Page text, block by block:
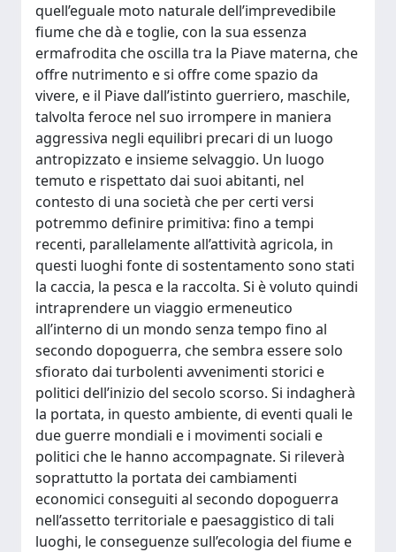
quell’eguale moto naturale dell’imprevedibile
fiume che dà e toglie, con la sua essenza
ermafrodita che oscilla tra la Piave materna, che
offre nutrimento e si offre come spazio da
vivere, e il Piave dall’istinto guerriero, maschile,
talvolta feroce nel suo irrompere in maniera
aggressiva negli equilibri precari di un luogo
antropizzato e insieme selvaggio. Un luogo
temuto e rispettato dai suoi abitanti, nel
contesto di una società che per certi versi
potremmo definire primitiva: fino a tempi
recenti, parallelamente all’attività agricola, in
questi luoghi fonte di sostentamento sono stati
la caccia, la pesca e la raccolta. Si è voluto quindi
intraprendere un viaggio ermeneutico
all’interno di un mondo senza tempo fino al
secondo dopoguerra, che sembra essere solo
sfiorato dai turbolenti avvenimenti storici e
politici dell’inizio del secolo scorso. Si indagherà
la portata, in questo ambiente, di eventi quali le
due guerre mondiali e i movimenti sociali e
politici che le hanno accompagnate. Si rileverà
soprattutto la portata dei cambiamenti
economici conseguiti al secondo dopoguerra
nell’assetto territoriale e paesaggistico di tali
luoghi, le conseguenze sull’ecologia del fiume e